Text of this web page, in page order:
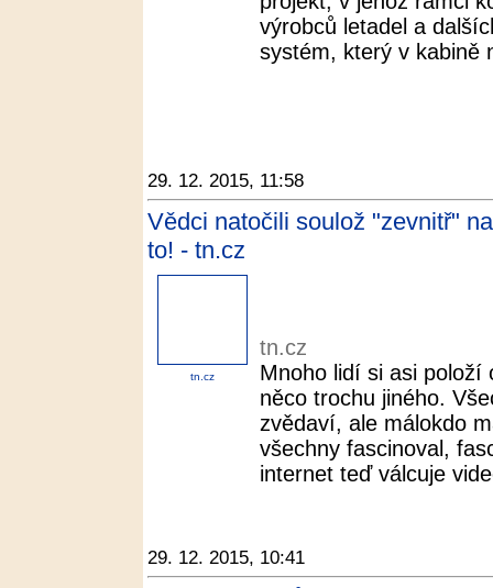
výrobců letadel a
systém, který v kabině
29. 12. 2015, 11:58
Vědci natočili soulož "zevnitř"
to! - tn.cz
tn.cz
tn.cz
Mnoho lidí si asi položí
něco trochu jiného.
zvědaví, ale málokdo
všechny fascinoval,
internet teď válcuje
29. 12. 2015, 10:41